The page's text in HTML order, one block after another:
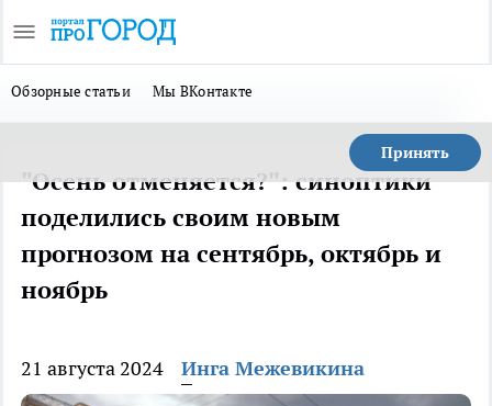
Обзорные статьи Мы ВКонтакте
Принять
"Осень отменяется?": синоптики
поделились своим новым
прогнозом на сентябрь, октябрь и
ноябрь
21 августа 2024 Инга Межевикина